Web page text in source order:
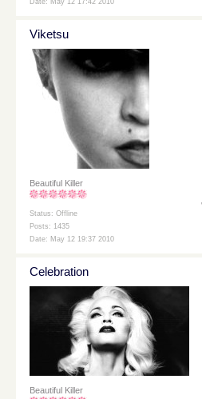
Date: May 12 17:42 2010
Viketsu
Beautiful Killer
Status: Offline
Posts: 1435
Date: May 12 19:37 2010
Celebration
Beautiful Killer